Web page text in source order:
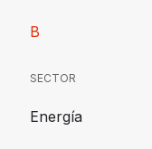
B
SECTOR
Energía